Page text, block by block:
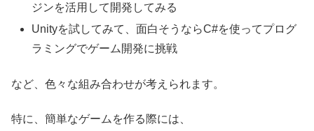
ジンを活用して開発してみる
Unityを試してみて、面白そうならC#を使ってプログ
ラミングでゲーム開発に挑戦
など、色々な組み合わせが考えられます。
特に、簡単なゲームを作る際には、